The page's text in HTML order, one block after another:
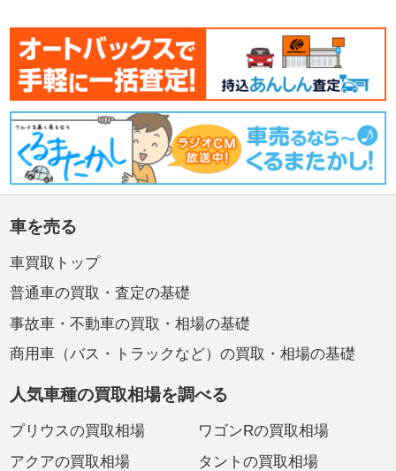
車を売る
車買取トップ
普通車の買取・査定の基礎
事故車・不動車の買取・相場の基礎
商用車（バス・トラックなど）の買取・相場の基礎
人気車種の買取相場を調べる
プリウスの買取相場
アクアの買取相場
ワゴンRの買取相場
タントの買取相場